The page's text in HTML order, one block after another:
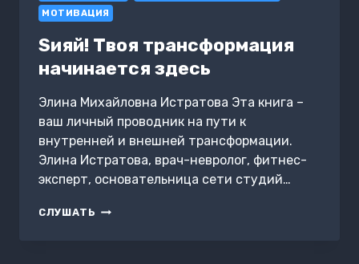
МОТИВАЦИЯ
Sияй! Твоя трансформация
начинается здесь
Элина Михайловна Истратова Эта книга –
ваш личный проводник на пути к
внутренней и внешней трансформации.
Элина Истратова, врач-невролог, фитнес-
эксперт, основательница сети студий…
СЛУШАТЬ SИЯЙ!